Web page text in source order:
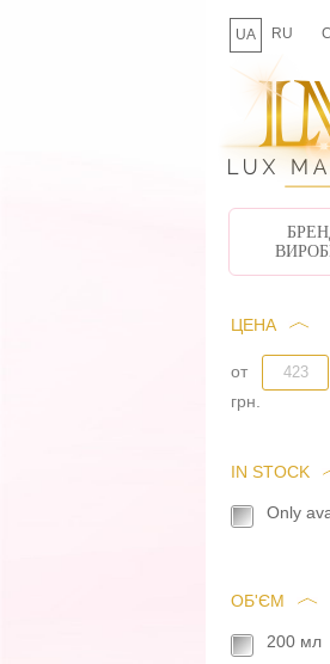
UA RU
ЦЕНА
от
грн.
IN STOCK
Only
ОБ'ЄМ
200 мл